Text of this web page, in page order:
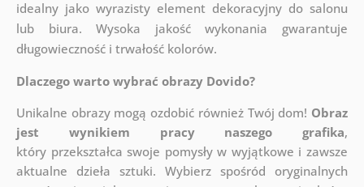
idealny jako wyrazisty element dekoracyjny do salonu
lub biura. Wysoka jakość wykonania gwarantuje
długowieczność i trwałość kolorów.
Dlaczego warto wybrać obrazy Dovido?
Unikalne obrazy mogą ozdobić również Twój dom! Obraz
jest wynikiem pracy naszego grafika,
który przekształca swoje pomysły w wyjątkowe i zawsze
aktualne dzieła sztuki. Wybierz spośród oryginalnych